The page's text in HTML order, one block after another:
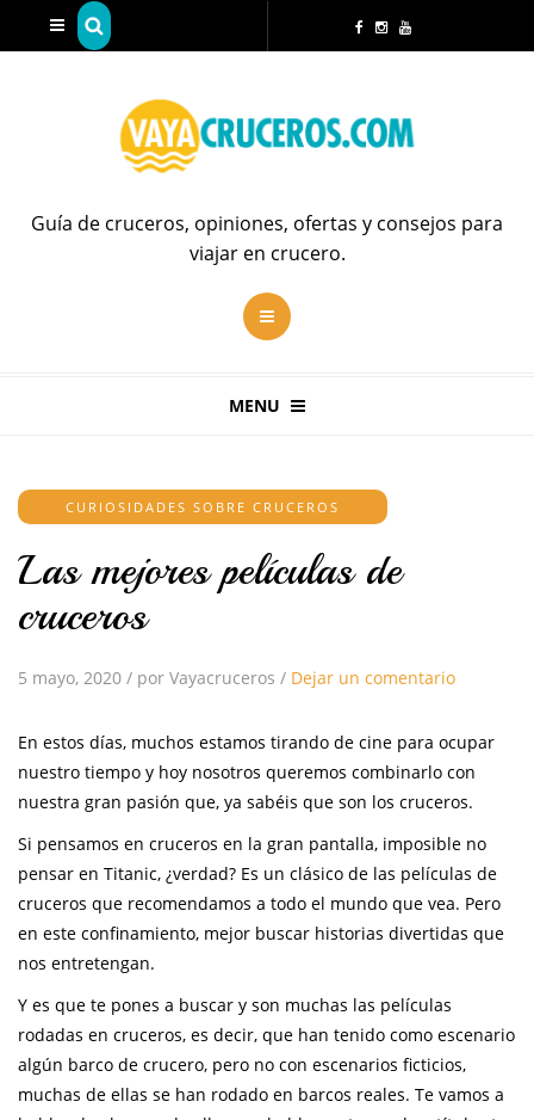
Guía de cruceros, opiniones, ofertas y consejos para
viajar en crucero.
MENU
CURIOSIDADES SOBRE CRUCEROS
Las mejores películas de
cruceros
5 mayo, 2020 / por Vayacruceros / Dejar un comentario
En estos días, muchos estamos tirando de cine para ocupar
nuestro tiempo y hoy nosotros queremos combinarlo con
nuestra gran pasión que, ya sabéis que son los cruceros.
Si pensamos en cruceros en la gran pantalla, imposible no
pensar en Titanic, ¿verdad? Es un clásico de las películas de
cruceros que recomendamos a todo el mundo que vea. Pero
en este confinamiento, mejor buscar historias divertidas que
nos entretengan.
Y es que te pones a buscar y son muchas las películas
rodadas en cruceros, es decir, que han tenido como escenario
algún barco de crucero, pero no con escenarios ficticios,
muchas de ellas se han rodado en barcos reales. Te vamos a